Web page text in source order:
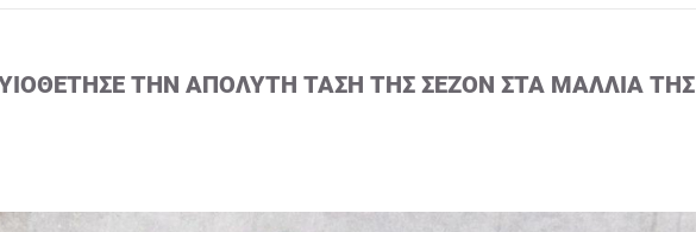
ΥΙΟΘΈΤΗΣΕ ΤΗΝ ΑΠΌΛΥΤΗ ΤΆΣΗ ΤΗΣ ΣΕΖΌΝ ΣΤΑ ΜΑΛΛΙΆ ΤΗΣ